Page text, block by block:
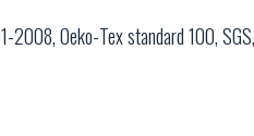
2008, Oeko-Tex standard 100,